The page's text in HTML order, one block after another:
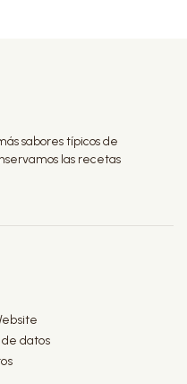
sabores típicos de
las recetas
datos